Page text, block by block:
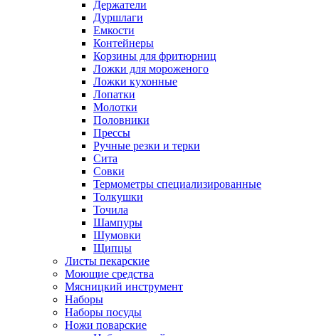
Держатели
Дуршлаги
Емкости
Контейнеры
Корзины для фритюрниц
Ложки для мороженого
Ложки кухонные
Лопатки
Молотки
Половники
Прессы
Ручные резки и терки
Сита
Совки
Термометры специализированные
Толкушки
Точила
Шампуры
Шумовки
Щипцы
Листы пекарские
Моющие средства
Мясницкий инструмент
Наборы
Наборы посуды
Ножи поварские